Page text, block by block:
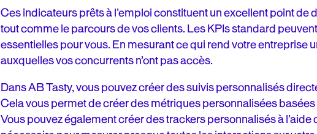
Ces indicateurs prêts à l’emploi constituent un excellent point
tout comme le parcours de vos clients. Les KPIs standard
essentielles pour vous. En mesurant ce qui rend votre entreprise
auxquelles vos concurrents n’ont pas accès.
Dans AB Tasty, vous pouvez créer des suivis personnalisés
Cela vous permet de créer des métriques personnalisées
Vous pouvez également créer des trackers personnalisés à